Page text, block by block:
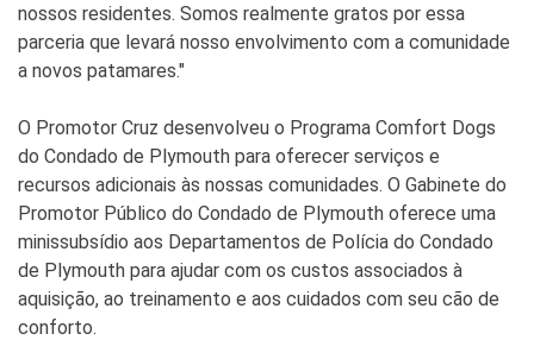
nossos residentes. Somos realmente gratos por essa
parceria que levará nosso envolvimento com a comunidade
a novos patamares."
O Promotor Cruz desenvolveu o Programa Comfort Dogs
do Condado de Plymouth para oferecer serviços e
recursos adicionais às nossas comunidades. O Gabinete do
Promotor Público do Condado de Plymouth oferece uma
minissubsídio aos Departamentos de Polícia do Condado
de Plymouth para ajudar com os custos associados à
aquisição, ao treinamento e aos cuidados com seu cão de
conforto.